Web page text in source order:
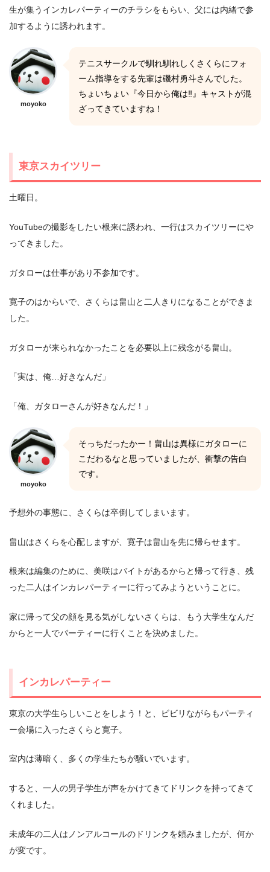
生が集うインカレパーティーのチラシをもらい、父には内緒で参
加するように誘われます。
moyoko
テニスサークルで馴れ馴れしくさくらにフォ
ーム指導をする先輩は磯村勇斗さんでした。
ちょいちょい『今日から俺は‼』キャストが混
ざってきていますね！
東京スカイツリー
土曜日。
YouTubeの撮影をしたい根来に誘われ、一行はスカイツリーにや
ってきました。
ガタローは仕事があり不参加です。
寛子のはからいで、さくらは畠山と二人きりになることができま
した。
ガタローが来られなかったことを必要以上に残念がる畠山。
「実は、俺…好きなんだ」
「俺、ガタローさんが好きなんだ！」
moyoko
そっちだったかー！畠山は異様にガタローに
こだわるなと思っていましたが、衝撃の告白
です。
予想外の事態に、さくらは卒倒してしまいます。
畠山はさくらを心配しますが、寛子は畠山を先に帰らせます。
根来は編集のために、美咲はバイトがあるからと帰って行き、残
った二人はインカレパーティーに行ってみようということに。
家に帰って父の顔を見る気がしないさくらは、もう大学生なんだ
からと一人でパーティーに行くことを決めました。
インカレパーティー
東京の大学生らしいことをしよう！と、ビビリながらもパーティ
ー会場に入ったさくらと寛子。
室内は薄暗く、多くの学生たちが騒いでいます。
すると、一人の男子学生が声をかけてきてドリンクを持ってきて
くれました。
未成年の二人はノンアルコールのドリンクを頼みましたが、何か
が変です。